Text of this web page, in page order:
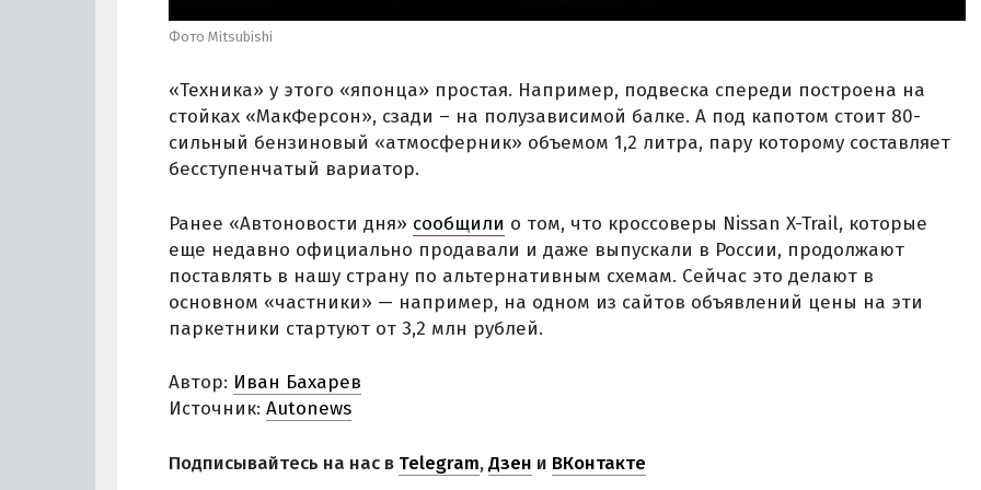
Фото Mitsubishi
«Техника» у этого «японца» простая. Например, подвеска спереди построена на
стойках «МакФерсон», сзади – на полузависимой балке. А под капотом стоит 80-
сильный бензиновый «атмосферник» объемом 1,2 литра, пару которому составляет
бесступенчатый вариатор.
Ранее «Автоновости дня» сообщили о том, что кроссоверы Nissan X-Trail, которые
еще недавно официально продавали и даже выпускали в России, продолжают
поставлять в нашу страну по альтернативным схемам. Сейчас это делают в
основном «частники» — например, на одном из сайтов объявлений цены на эти
паркетники стартуют от 3,2 млн рублей.
Автор: Иван Бахарев
Источник: Autonews
Подписывайтесь на нас в Telegram,Дзен и ВКонтакте